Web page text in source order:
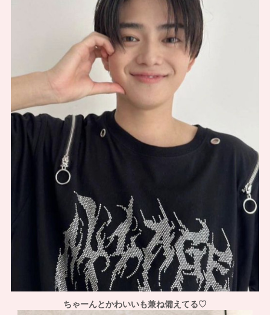
ちゃーんとかわいいも兼ね備えてる♡